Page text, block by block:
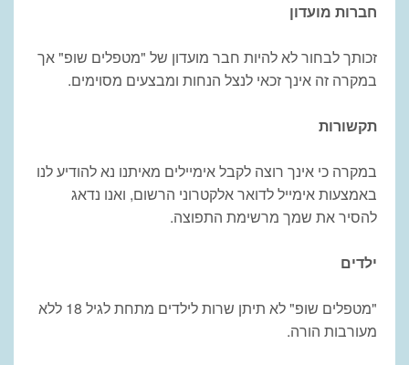
חברות מועדון
זכותך לבחור לא להיות חבר מועדון של "מטפלים שופ" אך
במקרה זה אינך זכאי לנצל הנחות ומבצעים מסוימים.
תקשורות
במקרה כי אינך רוצה לקבל אימיילים מאיתנו נא להודיע לנו
באמצעות אימייל לדואראלקטרוני הרשום, ואנו נדאג
להסיר את שמך מרשימת התפוצה.
ילדים
"מטפלים שופ" לא תיתן שרות לילדים מתחת לגיל 18 ללא
מעורבות הורה.